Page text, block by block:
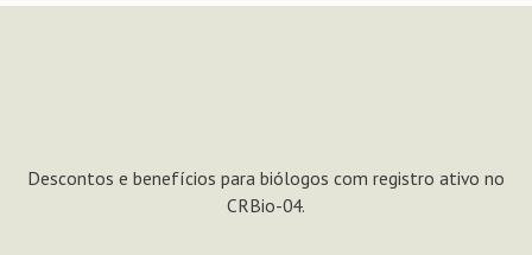
Descontos e benefícios para biólogos com registro ativo no
CRBio-04.